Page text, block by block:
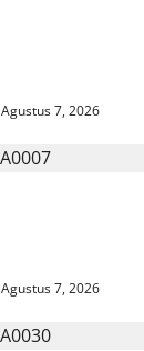
Agustus 7, 2026
Agustus 7, 2026